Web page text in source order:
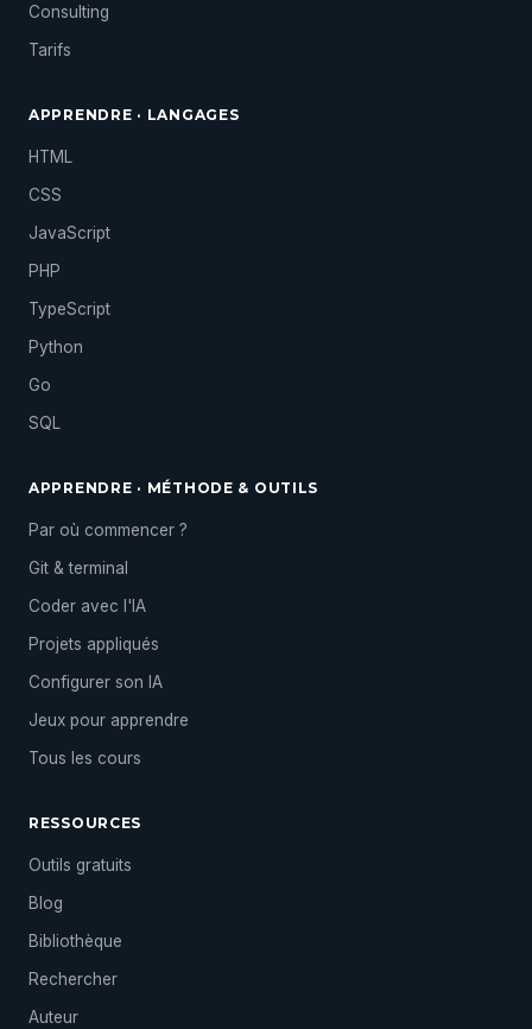
Consulting
Tarifs
APPRENDRE · LANGAGES
HTML
CSS
JavaScript
PHP
TypeScript
Python
Go
SQL
APPRENDRE · MÉTHODE & OUTILS
Par où commencer ?
Git & terminal
Coder avec l'IA
Projets appliqués
Configurer son IA
Jeux pour apprendre
Tous les cours
RESSOURCES
Outils gratuits
Blog
Bibliothèque
Rechercher
Auteur